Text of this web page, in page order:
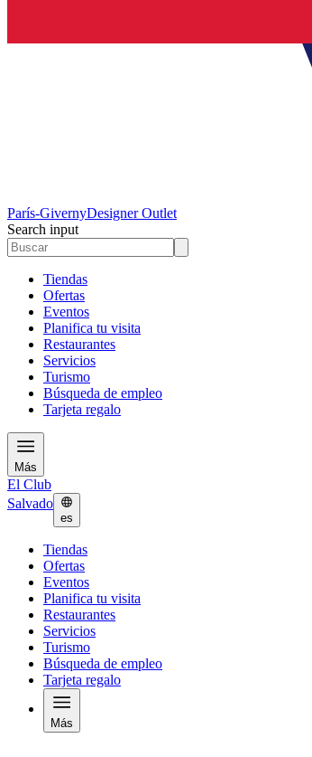
París-GivernyDesigner Outlet
Search input
Tiendas
Ofertas
Eventos
Planifica tu visita
Restaurantes
Servicios
Turismo
Búsqueda de empleo
Tarjeta regalo
Más
El Club
Salvado
es
Tiendas
Ofertas
Eventos
Planifica tu visita
Restaurantes
Servicios
Turismo
Búsqueda de empleo
Tarjeta regalo
Más